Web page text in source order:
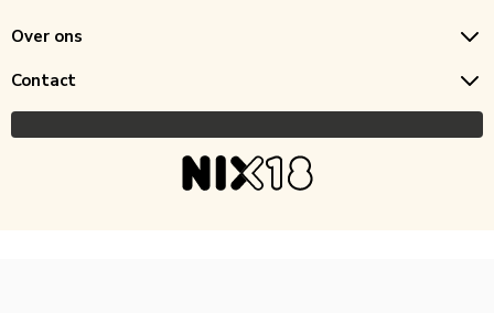
Over ons
Contact